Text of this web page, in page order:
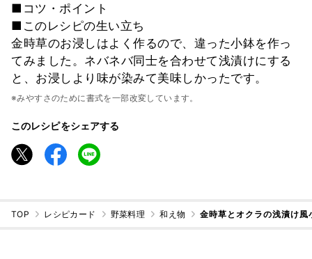
■コツ・ポイント
■このレシピの生い立ち
金時草のお浸しはよく作るので、違った小鉢を作っ
てみました。ネバネバ同士を合わせて浅漬けにする
と、お浸しより味が染みて美味しかったです。
※みやすさのために書式を一部改変しています。
このレシピをシェアする
TOP レシピカード 野菜料理 和え物 金時草とオクラの浅漬け風